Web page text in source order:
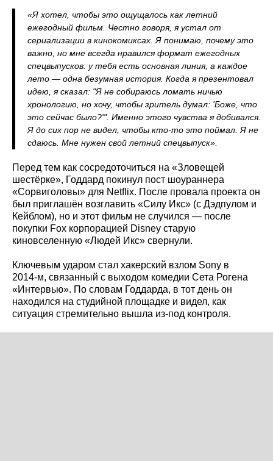
«Я хотел, чтобы это ощущалось как летний
ежегодный фильм. Честно говоря, я устал от
сериализации в кинокомиксах. Я понимаю, почему это
важно, но мне всегда нравился формат ежегодных
спецвыпусков: у тебя есть основная линия, а каждое
лето — одна безумная история. Когда я презентовал
идею, я сказал: "Я не собираюсь ломать ничью
хронологию, но хочу, чтобы зритель думал: 'Боже, что
это сейчас было?'". Именно этого чувства я добивался.
Я до сих пор не видел, чтобы кто‑то это поймал. Я не
сдаюсь. Мне нужен свой летний спецвыпуск».
Перед тем как сосредоточиться на «Зловещей
шестёрке», Годдард покинул пост шоураннера
«Сорвиголовы» для Netflix. После провала проекта он
был приглашён возглавить «Силу Икс» (с Дэдпулом и
Кейблом), но и этот фильм не случился — после
покупки Fox корпорацией Disney старую
киновселенную «Людей Икс» свернули.
Ключевым ударом стал хакерский взлом Sony в
2014‑м, связанный с выходом комедии Сета Рогена
«Интервью». По словам Годдарда, в тот день он
находился на студийной площадке и видел, как
ситуация стремительно вышла из‑под контроля.